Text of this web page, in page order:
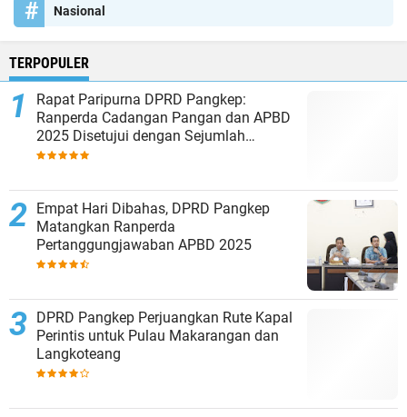
Nasional
TERPOPULER
Rapat Paripurna DPRD Pangkep:
Ranperda Cadangan Pangan dan APBD
2025 Disetujui dengan Sejumlah
Catatan
Empat Hari Dibahas, DPRD Pangkep
Matangkan Ranperda
Pertanggungjawaban APBD 2025
DPRD Pangkep Perjuangkan Rute Kapal
Perintis untuk Pulau Makarangan dan
Langkoteang